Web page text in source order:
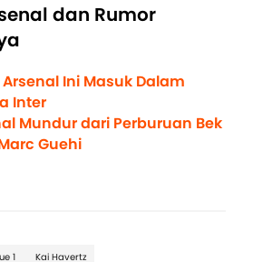
dan Rumor
Ini Masuk Dalam
Inter
Mundur dari Perburuan Bek
Guehi
1 Kai Havertz